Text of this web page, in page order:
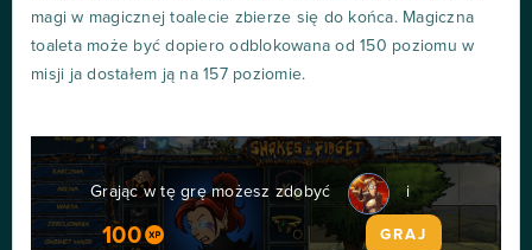
magi w magicznej toalecie zbierze się do końca. Magiczna
toaleta może być dopiero odblokowana od 150 poziomu w
misji ja dostałem ją na 157 poziomie.
Grając w tę grę możesz zdobyć i
100 GRAJ